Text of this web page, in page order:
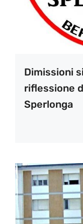
Dimissioni
riflessione
Sperlonga